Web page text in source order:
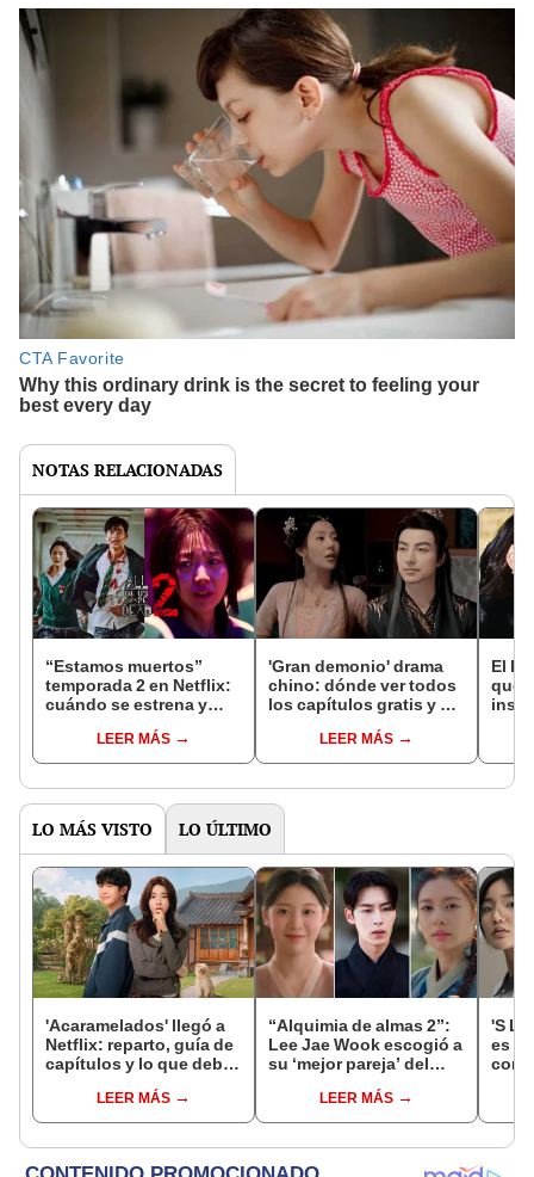
NOTAS RELACIONADAS
“Estamos muertos”
temporada 2 en Netflix:
cuándo se estrena y
temporadaLEER MÁS
'Gran demonio' drama
chino: dónde ver todos
los capítulos gratis y en
LEER MÁS
El k-
que
LO MÁS VISTO LO ÚLTIMO
'Acaramelados' llegó a
Netflix: reparto, guía de
capítulos y lo que debes
coreanaLEER MÁS
“Alquimia de almas 2”:
Lee Jae Wook escogió a
su ‘mejor pareja’ del
LEER MÁS
'S
es